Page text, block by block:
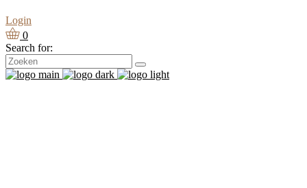
Login
0
Search for: